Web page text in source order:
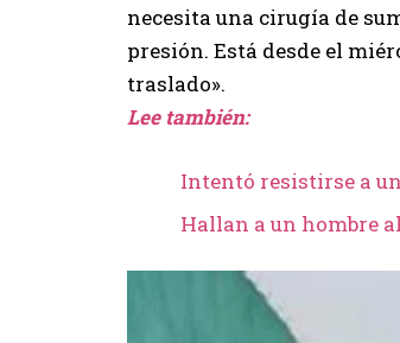
necesita una cirugía de
presión. Está desde el
traslado».
Lee también:
Intentó resistirse a
Hallan a un hombre